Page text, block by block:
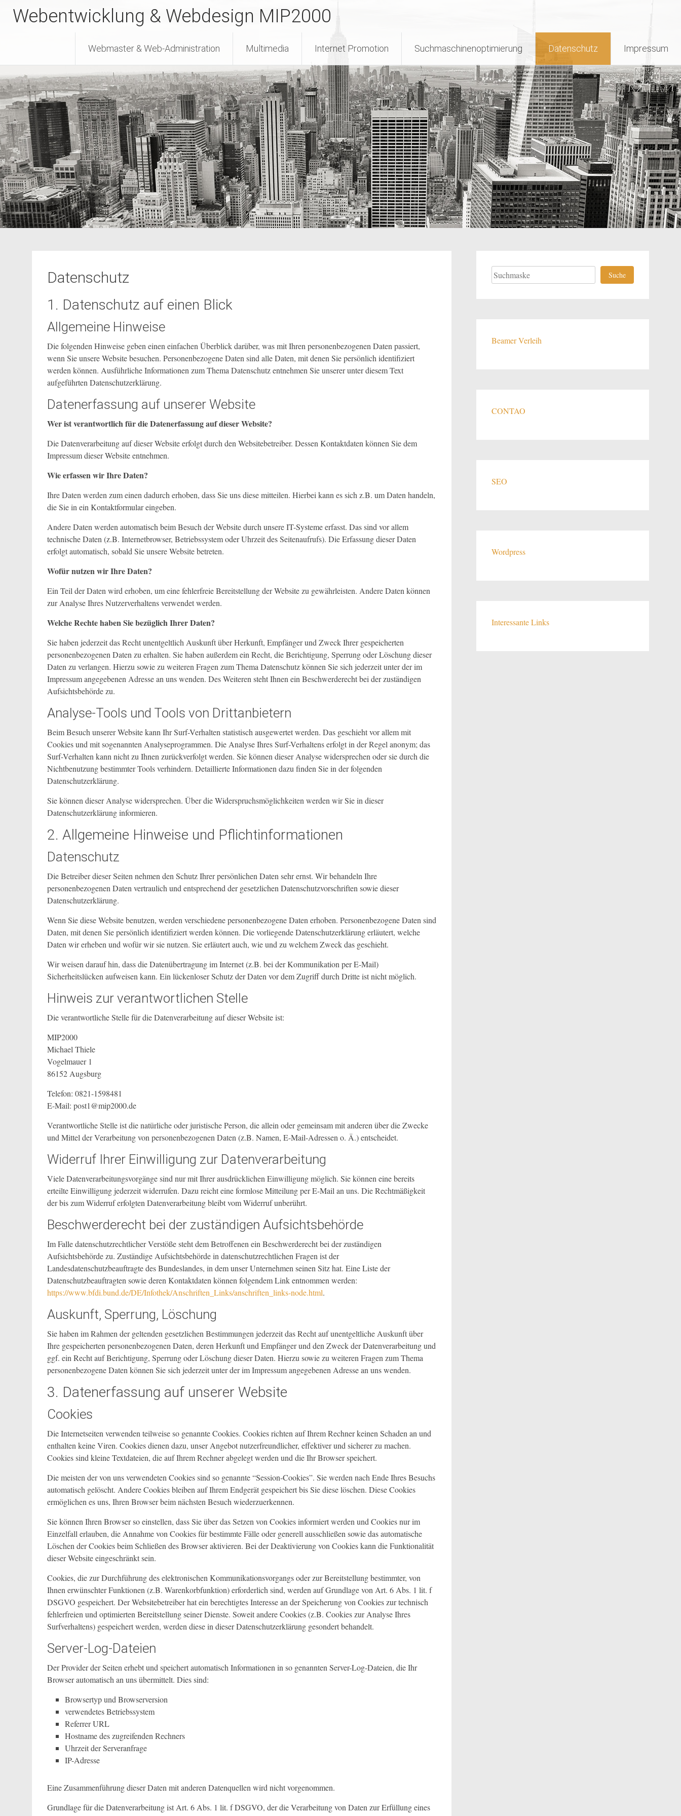
InhaltWebentwicklung & Webdesign MIP2000
Webmaster & Web-Administration Multimedia Internet Promotion Suchmaschinenoptimierung Datenschutz Impressum
Datenschutz
1. Datenschutz auf einen Blick
Allgemeine Hinweise
Die folgenden Hinweise geben einen einfachen Überblick darüber, was mit Ihren personenbezogenen Daten passiert,
wenn Sie unsere Website besuchen. Personenbezogene Daten sind alle Daten, mit denen Sie persönlich identifiziert
werden können. Ausführliche Informationen zum Thema Datenschutz entnehmen Sie unserer unter diesem Text
aufgeführten Datenschutzerklärung.
Datenerfassung auf unserer Website
Wer ist verantwortlich für die Datenerfassung auf dieser Website?
Die Datenverarbeitung auf dieser Website erfolgt durch den Websitebetreiber. Dessen Kontaktdaten können Sie dem
Impressum dieser Website entnehmen.
Wie erfassen wir Ihre Daten?
Ihre Daten werden zum einen dadurch erhoben, dass Sie uns diese mitteilen. Hierbei kann es sich z.B. um Daten handeln,
die Sie in ein Kontaktformular eingeben.
Andere Daten werden automatisch beim Besuch der Website durch unsere IT-Systeme erfasst. Das sind vor allem
technische Daten (z.B. Internetbrowser, Betriebssystem oder Uhrzeit des Seitenaufrufs). Die Erfassung dieser Daten
erfolgt automatisch, sobald Sie unsere Website betreten.
Wofür nutzen wir Ihre Daten?
Ein Teil der Daten wird erhoben, um eine fehlerfreie Bereitstellung der Website zu gewährleisten. Andere Daten können
zur Analyse Ihres Nutzerverhaltens verwendet werden.
Welche Rechte haben Sie bezüglich Ihrer Daten?
Sie haben jederzeit das Recht unentgeltlich Auskunft über Herkunft, Empfänger und Zweck Ihrer gespeicherten
personenbezogenen Daten zu erhalten. Sie haben außerdem ein Recht, die Berichtigung, Sperrung oder Löschung dieser
Daten zu verlangen. Hierzu sowie zu weiteren Fragen zum Thema Datenschutz können Sie sich jederzeit unter der im
Impressum angegebenen Adresse an uns wenden. Des Weiteren steht Ihnen ein Beschwerderecht bei der zuständigen
Aufsichtsbehörde zu.
Analyse-Tools und Tools von Drittanbietern
Beim Besuch unserer Website kann Ihr Surf-Verhalten statistisch ausgewertet werden. Das geschieht vor allem mit
Cookies und mit sogenannten Analyseprogrammen. Die Analyse Ihres Surf-Verhaltens erfolgt in der Regel anonym; das
Surf-Verhalten kann nicht zu Ihnen zurückverfolgt werden. Sie können dieser Analyse widersprechen oder sie durch die
Nichtbenutzung bestimmter Tools verhindern. Detaillierte Informationen dazu finden Sie in der folgenden
Datenschutzerklärung.
Sie können dieser Analyse widersprechen. Über die Widerspruchsmöglichkeiten werden wir Sie in dieser
Datenschutzerklärung informieren.
2. Allgemeine Hinweise und Pflichtinformationen
Datenschutz
Die Betreiber dieser Seiten nehmen den Schutz Ihrer persönlichen Daten sehr ernst. Wir behandeln Ihre
personenbezogenen Daten vertraulich und entsprechend der gesetzlichen Datenschutzvorschriften sowie dieser
Datenschutzerklärung.
Wenn Sie diese Website benutzen, werden verschiedene personenbezogene Daten erhoben. Personenbezogene Daten sind
Daten, mit denen Sie persönlich identifiziert werden können. Die vorliegende Datenschutzerklärung erläutert, welche
Daten wir erheben und wofür wir sie nutzen. Sie erläutert auch, wie und zu welchem Zweck das geschieht.
Wir weisen darauf hin, dass die Datenübertragung im Internet (z.B. bei der Kommunikation per E-Mail)
Sicherheitslücken aufweisen kann. Ein lückenloser Schutz der Daten vor dem Zugriff durch Dritte ist nicht möglich.
Hinweis zur verantwortlichen Stelle
Die verantwortliche Stelle für die Datenverarbeitung auf dieser Website ist:
MIP2000
Michael Thiele
Vogelmauer 1
86152 Augsburg
Telefon: 0821-1598481
E-Mail: post1@mip2000.de
Verantwortliche Stelle ist die natürliche oder juristische Person, die allein oder gemeinsam mit anderen über die Zwecke
und Mittel der Verarbeitung von personenbezogenen Daten (z.B. Namen, E-Mail-Adressen o. Ä.) entscheidet.
Widerruf Ihrer Einwilligung zur Datenverarbeitung
Viele Datenverarbeitungsvorgänge sind nur mit Ihrer ausdrücklichen Einwilligung möglich. Sie können eine bereits
erteilte Einwilligung jederzeit widerrufen. Dazu reicht eine formlose Mitteilung per E-Mail an uns. Die Rechtmäßigkeit
der bis zum Widerruf erfolgten Datenverarbeitung bleibt vom Widerruf unberührt.
Beschwerderecht bei der zuständigen Aufsichtsbehörde
Im Falle datenschutzrechtlicher Verstöße steht dem Betroffenen ein Beschwerderecht bei der zuständigen
Aufsichtsbehörde zu. Zuständige Aufsichtsbehörde in datenschutzrechtlichen Fragen ist der
Landesdatenschutzbeauftragte des Bundeslandes, in dem unser Unternehmen seinen Sitz hat. Eine Liste der
Datenschutzbeauftragten sowie deren Kontaktdaten können folgendem Link entnommen werden:
https://www.bfdi.bund.de/DE/Infothek/Anschriften_Links/anschriften_links-node.html.
Auskunft, Sperrung, Löschung
Sie haben im Rahmen der geltenden gesetzlichen Bestimmungen jederzeit das Recht auf unentgeltliche Auskunft über
Ihre gespeicherten personenbezogenen Daten, deren Herkunft und Empfänger und den Zweck der Datenverarbeitung und
ggf. ein Recht auf Berichtigung, Sperrung oder Löschung dieser Daten. Hierzu sowie zu weiteren Fragen zum Thema
personenbezogene Daten können Sie sich jederzeit unter der im Impressum angegebenen Adresse an uns wenden.
3. Datenerfassung auf unserer Website
Cookies
Die Internetseiten verwenden teilweise so genannte Cookies. Cookies richten auf Ihrem Rechner keinen Schaden an und
enthalten keine Viren. Cookies dienen dazu, unser Angebot nutzerfreundlicher, effektiver und sicherer zu machen.
Cookies sind kleine Textdateien, die auf Ihrem Rechner abgelegt werden und die Ihr Browser speichert.
Die meisten der von uns verwendeten Cookies sind so genannte “Session-Cookies”. Sie werden nach Ende Ihres Besuchs
automatisch gelöscht. Andere Cookies bleiben auf Ihrem Endgerät gespeichert bis Sie diese löschen. Diese Cookies
ermöglichen es uns, Ihren Browser beim nächsten Besuch wiederzuerkennen.
Sie können Ihren Browser so einstellen, dass Sie über das Setzen von Cookies informiert werden und Cookies nur im
Einzelfall erlauben, die Annahme von Cookies für bestimmte Fälle oder generell ausschließen sowie das automatische
Löschen der Cookies beim Schließen des Browser aktivieren. Bei der Deaktivierung von Cookies kann die Funktionalität
dieser Website eingeschränkt sein.
Cookies, die zur Durchführung des elektronischen Kommunikationsvorgangs oder zur Bereitstellung bestimmter, von
Ihnen erwünschter Funktionen (z.B. Warenkorbfunktion) erforderlich sind, werden auf Grundlage von Art. 6 Abs. 1 lit. f
DSGVO gespeichert. Der Websitebetreiber hat ein berechtigtes Interesse an der Speicherung von Cookies zur technisch
fehlerfreien und optimierten Bereitstellung seiner Dienste. Soweit andere Cookies (z.B. Cookies zur Analyse Ihres
Surfverhaltens) gespeichert werden, werden diese in dieser Datenschutzerklärung gesondert behandelt.
Server-Log-Dateien
Der Provider der Seiten erhebt und speichert automatisch Informationen in so genannten Server-Log-Dateien, die Ihr
Browser automatisch an uns übermittelt. Dies sind:
Browsertyp und Browserversion
verwendetes Betriebssystem
Referrer URL
Hostname des zugreifenden Rechners
Uhrzeit der Serveranfrage
IP-Adresse
Eine Zusammenführung dieser Daten mit anderen Datenquellen wird nicht vorgenommen.
Grundlage für die Datenverarbeitung ist Art. 6 Abs. 1 lit. f DSGVO, der die Verarbeitung von Daten zur Erfüllung eines
Suchen Suche
Beamer Verleih
CONTAO
SEO
Wordpress
Interessante Links